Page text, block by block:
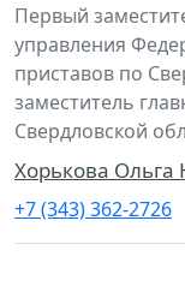
Первый
управления
приставов по
заместитель
Свердловской
Хорькова
+7 (343) 362-2726